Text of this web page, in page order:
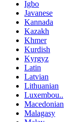
Igbo
Javanese
Kannada
Kazakh
Khmer
Kurdish
Kyrgyz
Latin
Latvian
Lithuanian
Luxembou..
Macedonian
Malagasy